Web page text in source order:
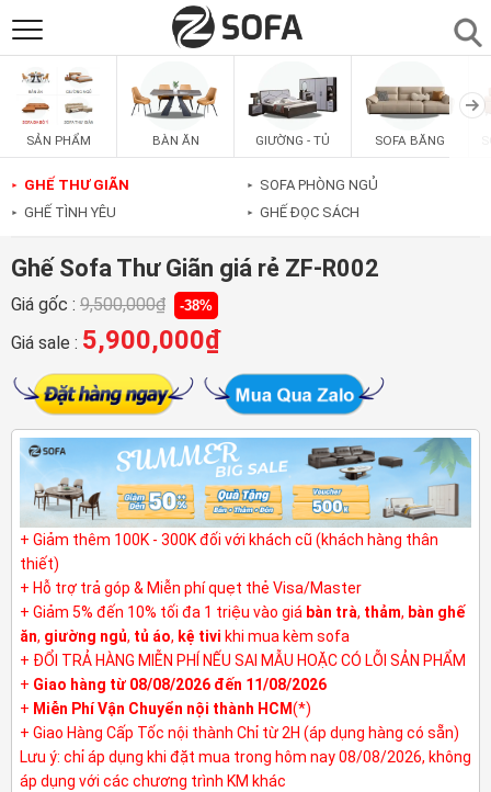
SẢN PHẨM
SOFAS
PHÒNG ĂN
PHÒNG KHÁCH
SẢN PHẨM BÀN ĂN GIƯỜNG - TỦ SOFA BĂNG
► GHẾ THƯ GIÃN
► GHẾ TÌNH YÊU
► SOFA PHÒNG NGỦ
► GHẾ ĐỌC SÁCH
Ghế Sofa Thư Giãn giá rẻ ZF-R002
Giá gốc : 9,500,000₫ -38%
Giá sale : 5,900,000₫
+ Giảm thêm 100K - 300K đối với khách cũ (khách hàng thân
thiết)
+ Hỗ trợ trả góp & Miễn phí quẹt thẻ Visa/Master
+ Giảm 5% đến 10% tối đa 1 triệu vào giá bàn trà, thảm, bàn ghế
ăn, giường ngủ, tủ áo, kệ tivi khi mua kèm sofa
+ ĐỔI TRẢ HÀNG MIỄN PHÍ NẾU SAI MẪU HOẶC CÓ LỖI SẢN PHẨM
+ Giao hàng từ 08/08/2026 đến 11/08/2026
+ Miễn Phí Vận Chuyển nội thành HCM(*)
+ Giao Hàng Cấp Tốc nội thành Chỉ từ 2H (áp dụng hàng có sẵn)
Lưu ý: chỉ áp dụng khi đặt mua trong hôm nay 08/08/2026, không
áp dụng với các chương trình KM khác